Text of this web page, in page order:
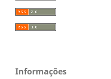
Informações